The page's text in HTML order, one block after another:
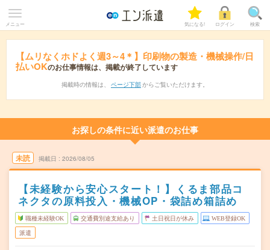
メニュー 気になる! ログイン 検索
【ムリなくホドよく週3～4＊】印刷物の製造・機械操作/日
払いOKのお仕事情報は、掲載が終了しています
掲載時の情報は、 ページ下部 からご覧いただけます。
お探しの条件に近い派遣のお仕事
未読 掲載日 2026/08/05
【未経験から安心スタート！】くるま部品コ
ネクタの原料投入・機械OP・袋詰め箱詰め
職種未経験OK 交通費別途支給あり 土日祝日が休み WEB登録OK
派遣